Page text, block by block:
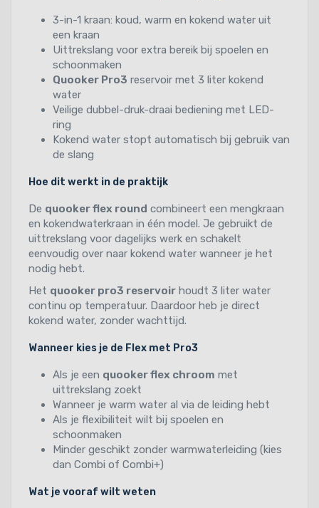
3-in-1 kraan: koud, warm en kokend water uit
een kraan
Uittrekslang voor extra bereik bij spoelen en
schoonmaken
Quooker Pro3 reservoir met 3 liter kokend
water
Veilige dubbel-druk-draai bediening met LED-
ring
Kokend water stopt automatisch bij gebruik van
de slang
Hoe dit werkt in de praktijk
De quooker flex round combineert een mengkraan
en kokendwaterkraan in één model. Je gebruikt de
uittrekslang voor dagelijks werk en schakelt
eenvoudig over naar kokend water wanneer je het
nodig hebt.
Het quooker pro3 reservoir houdt 3 liter water
continu op temperatuur. Daardoor heb je direct
kokend water, zonder wachttijd.
Wanneer kies je de Flex met Pro3
Als je een quooker flex chroom met
uittrekslang zoekt
Wanneer je warm water al via de leiding hebt
Als je flexibiliteit wilt bij spoelen en
schoonmaken
Minder geschikt zonder warmwaterleiding (kies
dan Combi of Combi+)
Wat je vooraf wilt weten